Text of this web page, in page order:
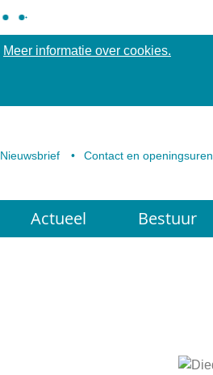
Meer informatie over cookies.
Nieuwsbrief Contact en openingsuren
Actueel Bestuur